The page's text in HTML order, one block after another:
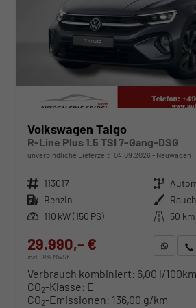
Volkswagen Taigo
R-Line Plus 1.5 TSI 7-Gang-DSG
unverbindliche Lieferzeit: 04.09.2026 Neuwagen
Fahrzeugnr. 113017 Getriebe
Kraftstoff Benzin Außenfarbe
Leistung 110 kW (150 PS) Kilometerstand 50 km
29.990,– €
incl. 19% MwSt.
Verbrauch kombiniert: 6,00 l/100km
CO2-Klasse: E
CO2-Emissionen: 136,00 g/km